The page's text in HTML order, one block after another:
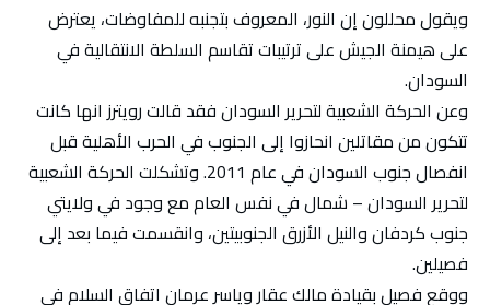
ويقول محللون إن النور، المعروف بتجنبه للمفاوضات، يعترض
على هيمنة الجيش على ترتيبات تقاسم السلطة الانتقالية في
السودان.
وعن الحركة الشعبية لتحرير السودان فقد قالت رويترز انها كانت
تتكون من مقاتلين انحازوا إلى الجنوب في الحرب الأهلية قبل
انفصال جنوب السودان في عام 2011. وتشكلت الحركة الشعبية
لتحرير السودان – شمال في نفس العام مع وجود في ولايتي
جنوب كردفان والنيل الأزرق الجنوبيتين، وانقسمت فيما بعد إلى
فصيلين.
ووقع فصيل بقيادة مالك عقار وياسر عرمان اتفاق السلام في